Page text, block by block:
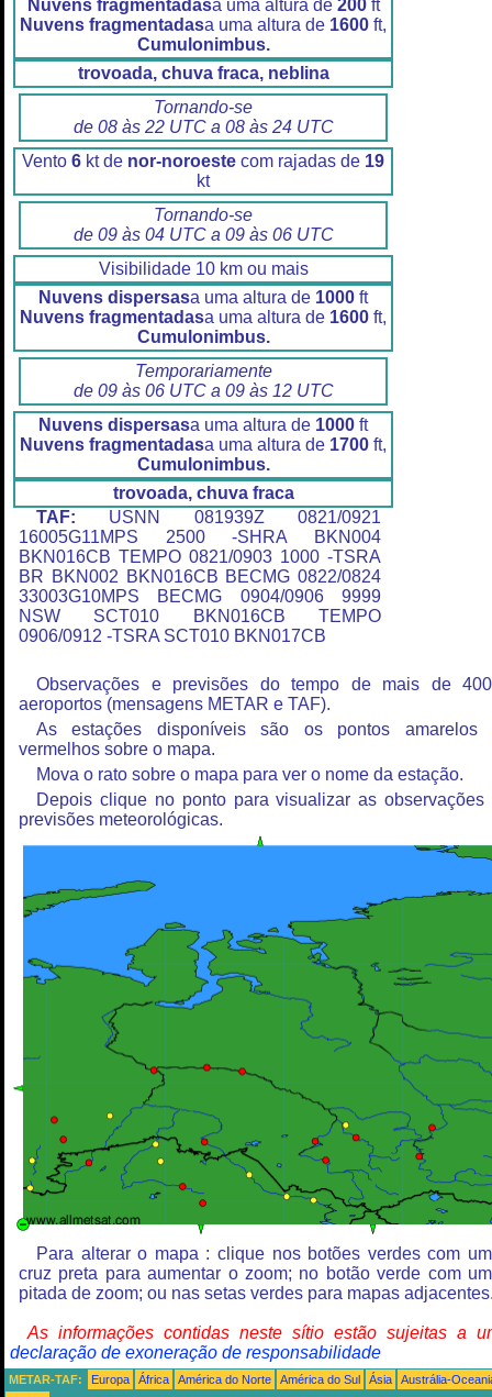
Nuvens fragmentadasa uma altura de 200ft
Nuvens fragmentadasa uma altura de 1600 ft,
Cumulonimbus.
trovoada, chuva fraca, neblina
Tornando-se
de 08 às 22 UTC a 08 às 24 UTC
Vento 6 kt de nor-noroeste com rajadas de 19
kt
Tornando-se
de 09 às 04 UTC a 09 às 06 UTC
Visibilidade 10 km ou mais
Nuvens dispersasa uma altura de 1000 ft
Nuvens fragmentadasa uma altura de 1600 ft,
Cumulonimbus.
Temporariamente
de 09 às 06 UTC a 09 às 12 UTC
Nuvens dispersasa uma altura de 1000 ft
Nuvens fragmentadasa uma altura de 1700 ft,
Cumulonimbus.
trovoada, chuva fraca
TAF: USNN 081939Z 0821/0921
16005G11MPS 2500 -SHRA BKN004
BKN016CB TEMPO 0821/0903 1000 -TSRA
BR BKN002 BKN016CB BECMG 0822/0824
33003G10MPS BECMG 0904/0906 9999
NSW SCT010 BKN016CB TEMPO
0906/0912 -TSRA SCT010 BKN017CB
Observações e previsões do tempo de mais de
aeroportos (mensagens METAR e TAF).
As estações disponíveis são os pontos amarelos
vermelhos sobre o mapa.
Mova o rato sobre o mapa para ver o nome da estação.
Depois clique no ponto para visualizar as observações
previsões meteorológicas.
Para alterar o mapa : clique nos botões verdes com
cruz preta para aumentar o zoom; no botão verde com
pitada de zoom; ou nas setas verdes para mapas
As informações contidas neste sítio estão sujeitas a
declaração de exoneração de responsabilidade
METAR-TAF: Europa África América do Norte América do Sul Ásia
Austrália-